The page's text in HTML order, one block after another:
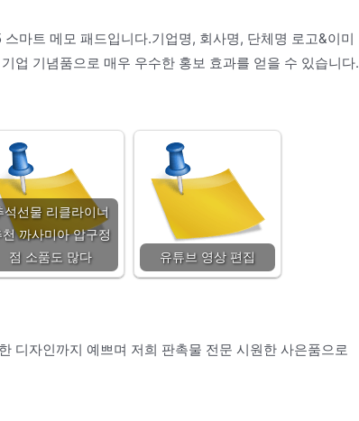
마트 메모 패드입니다.기업명, 회사명, 단체명 로고&이미
업 기념품으로 매우 우수한 홍보 효과를 얻을 수 있습니다.
석선물 리클라이너
천 까사미아 압구정
점 소품도 많다
유튜브 영상 편집
디자인까지 예쁘며 저희 판촉물 전문 시원한 사은품으로